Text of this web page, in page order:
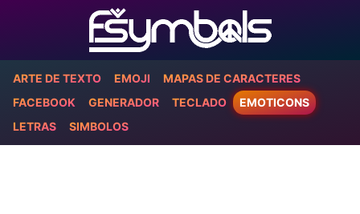
ARTE DE TEXTO EMOJI
MAPAS DE CARACTERES
FACEBOOK
GENERADOR TECLADO
EMOTICONS
LETRAS
SIMBOLOS